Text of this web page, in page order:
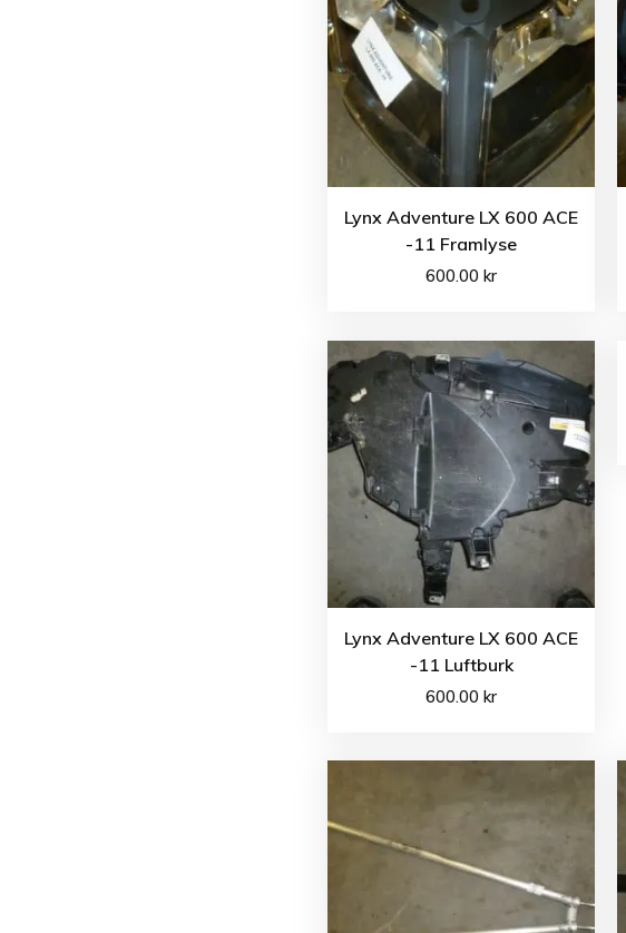
Lynx Adventure LX 600 ACE
-11 Framlyse
600.00kr
Lynx Adventure LX 600 ACE
-11 Luftburk
600.00kr